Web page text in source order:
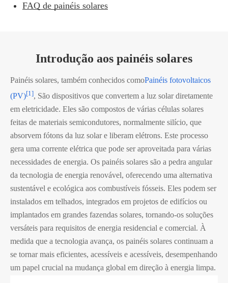
FAQ de painéis solares
Introdução aos painéis solares
Painéis solares, também conhecidos comoPainéis fotovoltaicos
(PV)[1], São dispositivos que convertem a luz solar diretamente
em eletricidade. Eles são compostos de várias células solares
feitas de materiais semicondutores, normalmente silício, que
absorvem fótons da luz solar e liberam elétrons. Este processo
gera uma corrente elétrica que pode ser aproveitada para várias
necessidades de energia. Os painéis solares são a pedra angular
da tecnologia de energia renovável, oferecendo uma alternativa
sustentável e ecológica aos combustíveis fósseis. Eles podem ser
instalados em telhados, integrados em projetos de edifícios ou
implantados em grandes fazendas solares, tornando-os soluções
versáteis para requisitos de energia residencial e comercial. À
medida que a tecnologia avança, os painéis solares continuam a
se tornar mais eficientes, acessíveis e acessíveis, desempenhando
um papel crucial na mudança global em direção à energia limpa.